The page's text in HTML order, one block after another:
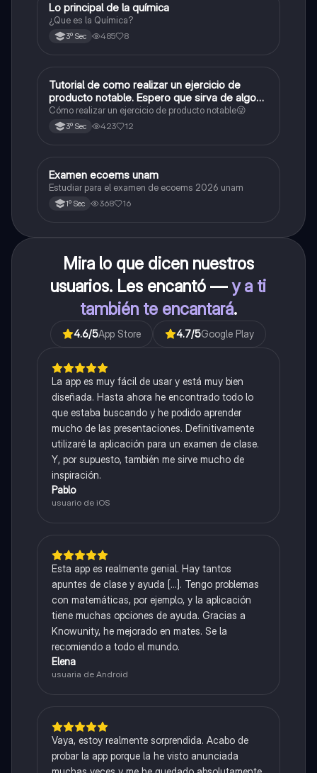
Química
Lo principal de la química
¿Que es la Química?
3º Sec 485 8
Matemáticas
Tutorial de como realizar un ejercicio de
producto notable. Espero que sirva de algo💕
😜
Cómo realizar un ejercicio de producto notable😜
3º Sec 423 12
Español
Examen ecoems unam
Estudiar para el examen de ecoems 2026 unam
1º Sec 368 16
Mira lo que dicen nuestros
usuarios. Les encantó —y a ti
también te encantará.
4.6/5App Store 4.7/5Google Play
La app es muy fácil de usar y está muy bien
diseñada. Hasta ahora he encontrado todo lo
que estaba buscando y he podido aprender
mucho de las presentaciones. Definitivamente
utilizaré la aplicación para un examen de clase.
Y, por supuesto, también me sirve mucho de
inspiración.
Pablo
usuario de iOS
Esta app es realmente genial. Hay tantos
apuntes de clase y ayuda [...]. Tengo problemas
con matemáticas, por ejemplo, y la aplicación
tiene muchas opciones de ayuda. Gracias a
Knowunity, he mejorado en mates. Se la
recomiendo a todo el mundo.
Elena
usuaria de Android
Vaya, estoy realmente sorprendida. Acabo de
probar la app porque la he visto anunciada